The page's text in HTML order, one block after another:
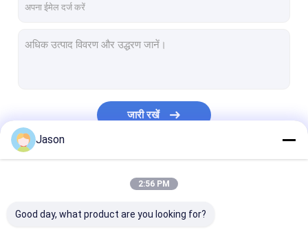
जारी रखें
Jason
2:56 PM
Good day, what product are you looking for?